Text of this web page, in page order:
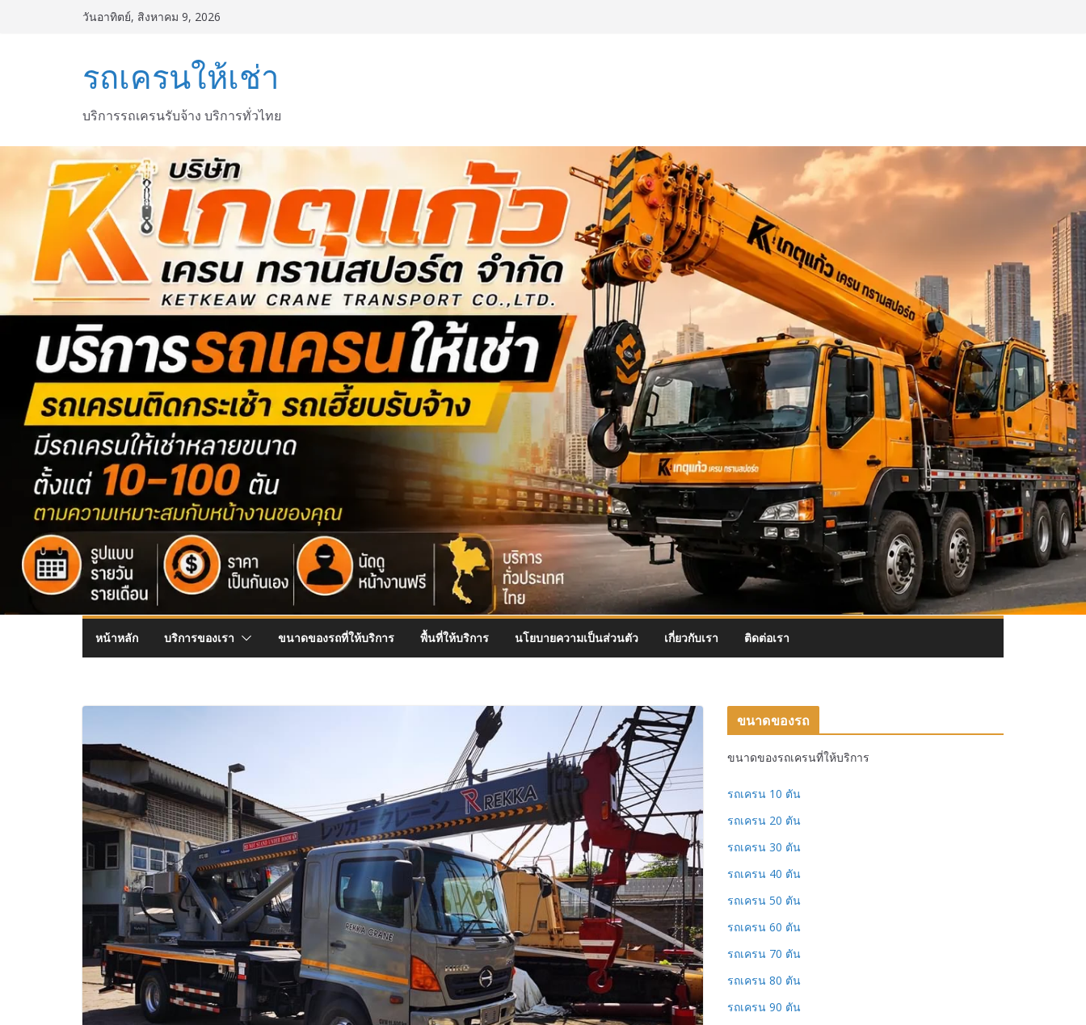
วันอาทิตย์, สิงหาคม 9, 2026
รถเครนให้เช่า
บริการรถเครนรับจ้าง บริการทั่วไทย
หน้าหลัก บริการของเรา ขนาดของรถที่ให้บริการ พื้นที่ให้บริการ นโยบายความเป็นส่วนตัว เกี่ยวกับเรา ติดต่อเรา
ขนาดของรถ
ขนาดของรถเครนที่ให้บริการ
รถเครน 10 ตัน
รถเครน 20 ตัน
รถเครน 30 ตัน
รถเครน 40 ตัน
รถเครน 50 ตัน
รถเครน 60 ตัน
รถเครน 70 ตัน
รถเครน 80 ตัน
รถเครน 90 ตัน